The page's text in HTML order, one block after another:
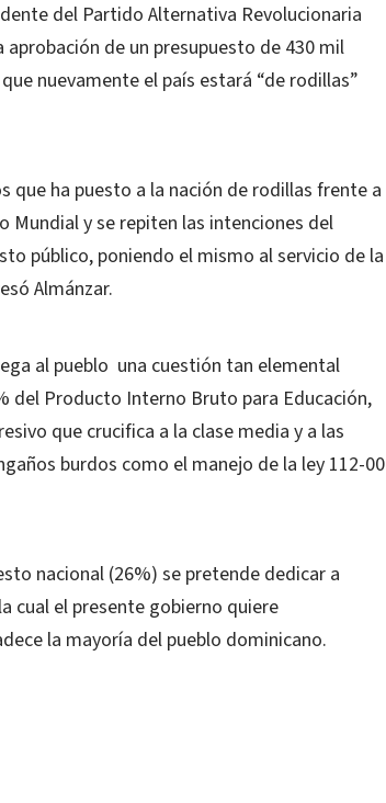
del Partido Alternativa Revolucionaria
aprobación de un presupuesto de 430 mil
nuevamente el país estará “de rodillas”
que ha puesto a la nación de rodillas frente a
Mundial y se repiten las intenciones del
público, poniendo el mismo al servicio de la
Almánzar.
al pueblo una cuestión tan elemental
del Producto Interno Bruto para Educación,
que crucifica a la clase media y a las
burdos como el manejo de la ley 112-00
nacional (26%) se pretende dedicar a
cual el presente gobierno quiere
la mayoría del pueblo dominicano.